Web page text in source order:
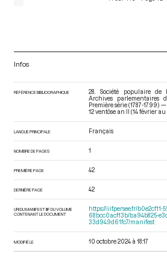
Infos
RÉFÉRENCE BIBLIOGRAPHIQUE
28. Société populaire de
Archives
Première série (1787-1799)
12 ventôse an II (14 février au
LANGUE PRINCIPALE Français
NOMBRE DE PAGES 1
PREMIÈRE PAGE 42
DERNIÈRE PAGE 42
URI DU MANIFEST IIIF DU VOLUME
CONTENANT LE DOCUMENT
https://iiif.persee.fr/b0e2cf11-
68bcc0acf13b/ba94b825-
33d949d61fc7/manifest
MODIFIÉ LE 10 octobre 2024 à 18:17